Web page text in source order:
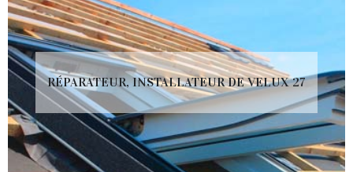
RÉPARATEUR, INSTALLATEUR DE VELUX 27